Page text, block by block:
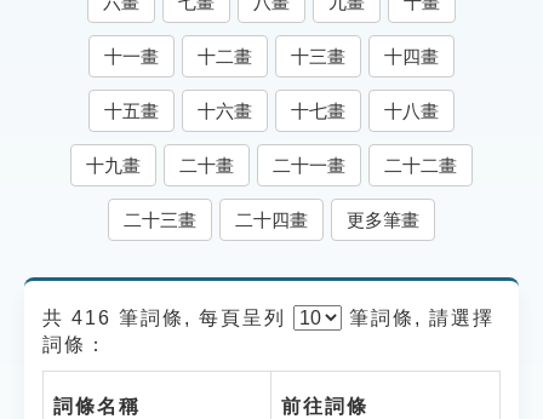
單字索引
生命大百科索引
遊戲專區
貓頭鷹博士
十一畫 十二畫 十三畫 十四畫
十五畫 十六畫 十七畫 十八畫
十九畫 二十畫 二十一畫 二十二畫
二十三畫 二十四畫 更多筆畫
共 416 筆詞條, 每頁呈列 筆詞條, 請選擇
詞條：
詞條名稱 前往詞條